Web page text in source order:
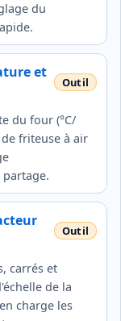
du
et
du four (°C/
friteuse à air
carrés et
de la
charge les